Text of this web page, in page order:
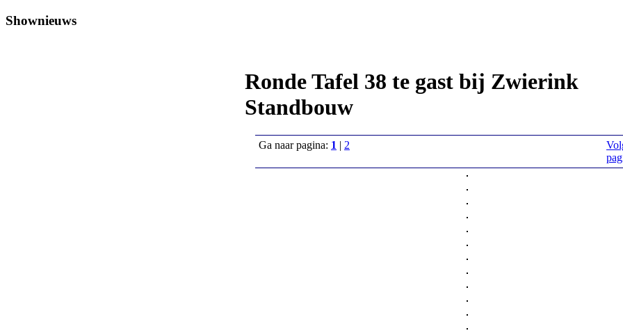
Shownieuws
Ronde Tafel 38 te gast bij Zwierink
Standbouw
Ga naar pagina: 1 | 2